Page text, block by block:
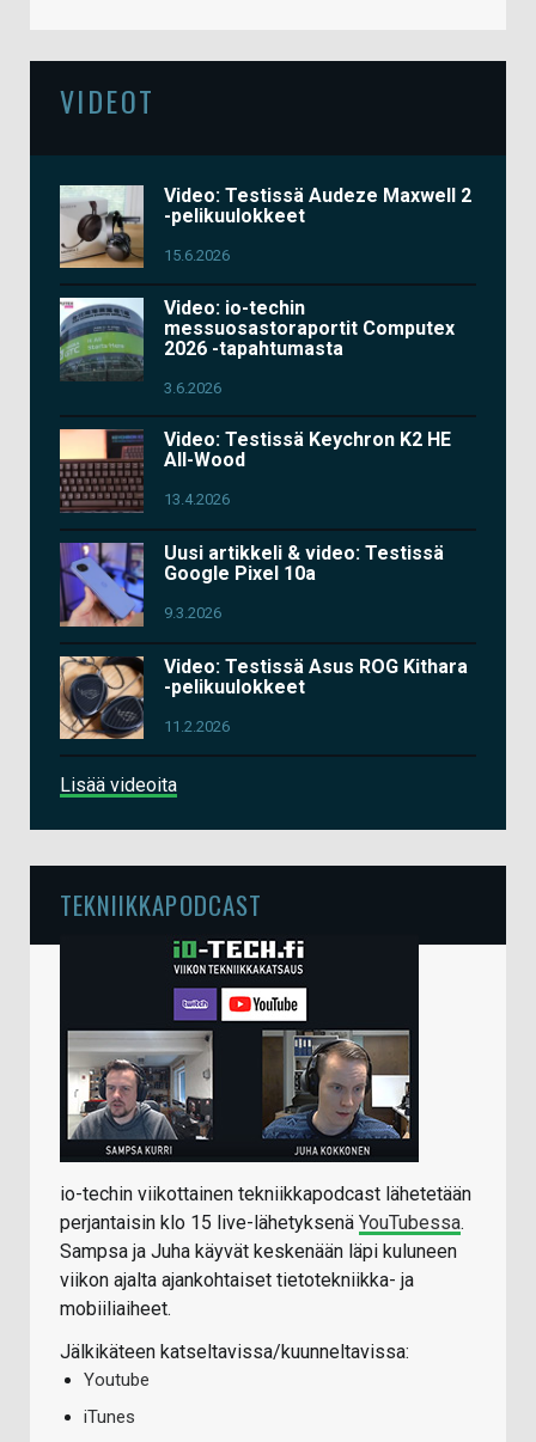
VIDEOT
Video: Testissä Audeze Maxwell 2
-pelikuulokkeet
15.6.2026
Video: io-techin
messuosastoraportit Computex
2026 -tapahtumasta
3.6.2026
Video: Testissä Keychron K2 HE
All-Wood
13.4.2026
Uusi artikkeli & video: Testissä
Google Pixel 10a
9.3.2026
Video: Testissä Asus ROG Kithara
-pelikuulokkeet
11.2.2026
Lisää videoita
TEKNIIKKAPODCAST
io-techin viikottainen tekniikkapodcast lähetetään
perjantaisin klo 15 live-lähetyksenä YouTubessa.
Sampsa ja Juha käyvät keskenään läpi kuluneen
viikon ajalta ajankohtaiset tietotekniikka- ja
mobiiliaiheet.
Jälkikäteen katseltavissa/kuunneltavissa:
Youtube
iTunes